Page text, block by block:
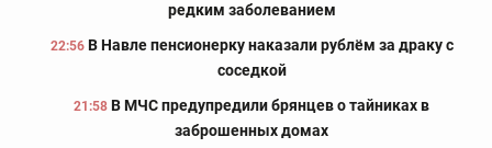
редким заболеванием
22:56 В Навле пенсионерку наказали рублём за драку с
соседкой
21:58 В МЧС предупредили брянцев о тайниках в
заброшенных домах